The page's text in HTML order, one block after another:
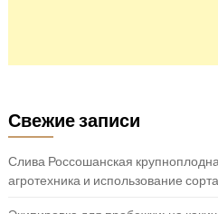
Свежие записи
Слива Россошанская
агротехника и использование сорта